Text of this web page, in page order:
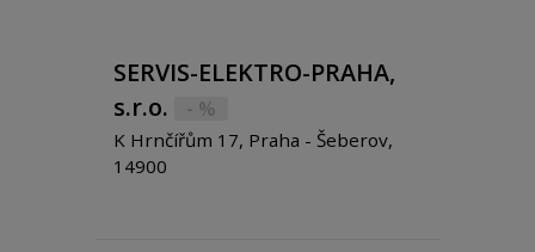
SERVIS-ELEKTRO-PRAHA,
s.r.o.
- %
K Hrnčířům 17, Praha - Šeberov,
14900